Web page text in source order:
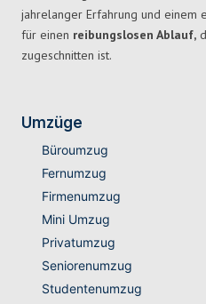
jahrelanger Erfahrung und einem
für einen reibungslosen Ablauf,
zugeschnitten ist.
Umzüge
Büroumzug
Fernumzug
Firmenumzug
Mini Umzug
Privatumzug
Seniorenumzug
Studentenumzug